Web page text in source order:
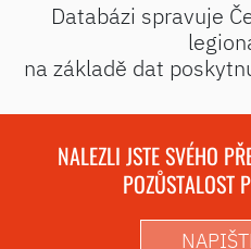
Databázi spravuje
na základě dat
NALEZLI JSTE SVÉHO
POZŮSTALOST